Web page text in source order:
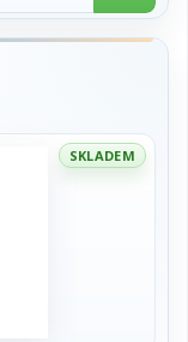
SKLADEM